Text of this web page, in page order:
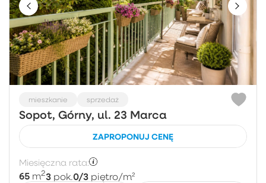
mieszkanie sprzedaż
Sopot, Górny, ul. 23 Marca
ZAPROPONUJ CENĘ
Miesięczna rata:
65 m23 pok.0/3 piętro/m²